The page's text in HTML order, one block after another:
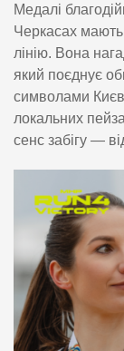
Медалі
Черкасах мають
лінію. Вона
який поєднує
символами
локальних
сенс забігу —